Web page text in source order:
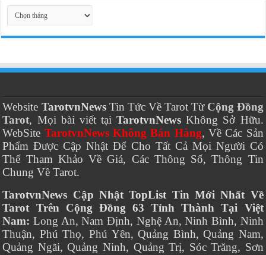
Thời
Gian
Website TarotvnNewsTin Tức Về Tarot Từ Cộng Đồng
Tarot, Mọi bài viết tạiTarotvnNews Không Sở Hữu.
WebSite TarotvnNews Không Bán Hàng, Về Các Sản
Phẩm Được Cập Nhật Để Cho Tất Cả Mọi Người Có
Thể Tham Khảo Về Giá, Các Thông Số, Thông Tin
Chung Về Tarot.
TarotvnNews Cập Nhật TopList Tin Mới Nhất Về
Tarot Trên Cộng Đồng 63 Tỉnh Thành Tại Việt
Nam: Long An, Nam Định, Nghệ An, Ninh Bình, Ninh
Thuận, Phú Thọ, Phú Yên, Quảng Bình, Quảng Nam,
Quảng Ngãi, Quảng Ninh, Quảng Trị, Sóc Trăng, Sơn